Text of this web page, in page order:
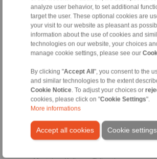
analyze user behavior, to set additional
target the user. These optional cookies are
your visit to our website as pleasant as
information about the use of cookies and
technologies on our website, your choices
manage cookie settings, please see our
By clicking "Accept All ", you consent to the
and similar technologies to the extent
Cookie Notice. To adjust your choices or
cookies, please click on "Cookie Settings".
More informations
Accept all cookies Cookie settings
Frenler
Konik Kilit Sistemleri
Ağır Hizmet Kaplinler
Endüstriyel Kaplinler
Hassas Kaplinler
RCS® Uzaktan Kontrol Sistemleri
Endüstriler
Hizmetler
İndirmeler
Ürün Katalogları
Broşürler